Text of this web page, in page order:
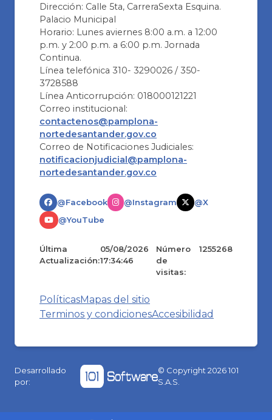
Dirección: Calle 5ta, CarreraSexta Esquina.
Palacio Municipal
Horario: Lunes aviernes 8:00 a.m. a 12:00
p.m. y 2:00 p.m. a 6:00 p.m. Jornada
Continua.
Línea telefónica 310- 3290026 / 350-
3728588
Línea Anticorrupción: 018000121221
Correo institucional:
contactenos@pamplona-
nortedesantander.gov.co
Correo de Notificaciones Judiciales:
notificacionjudicial@pamplona-
nortedesantander.gov.co
@Facebook @Instagram
@X
@YouTube
Última
Actualización:
05/08/2026
17:34:46
Número
de
visitas:
1255268
PolíticasMapas del sitio
Terminos y condicionesAccesibilidad
Desarrollado
por:
© Copyright2026101
S.A.S.